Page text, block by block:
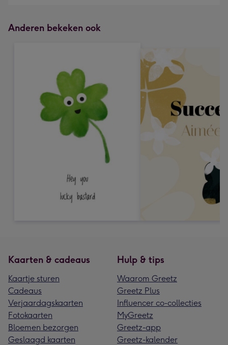
Anderen bekeken ook
Kaarten & cadeaus
Kaartje sturen
Cadeaus
Verjaardagskaarten
Fotokaarten
Bloemen bezorgen
Geslaagd kaarten
Hulp & tips
Waarom Greetz
Greetz Plus
Influencer co-collecties
MyGreetz
Greetz-app
Greetz-kalender